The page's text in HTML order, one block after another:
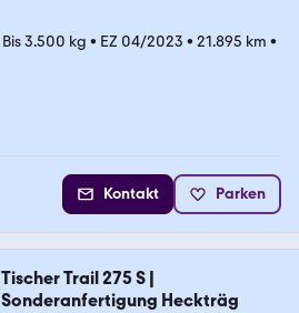
Bis 3.500 kg • EZ 04/2023 • 21.895 km •
Kontakt Parken
Tischer Trail 275 S |
Sonderanfertigung Heckträg